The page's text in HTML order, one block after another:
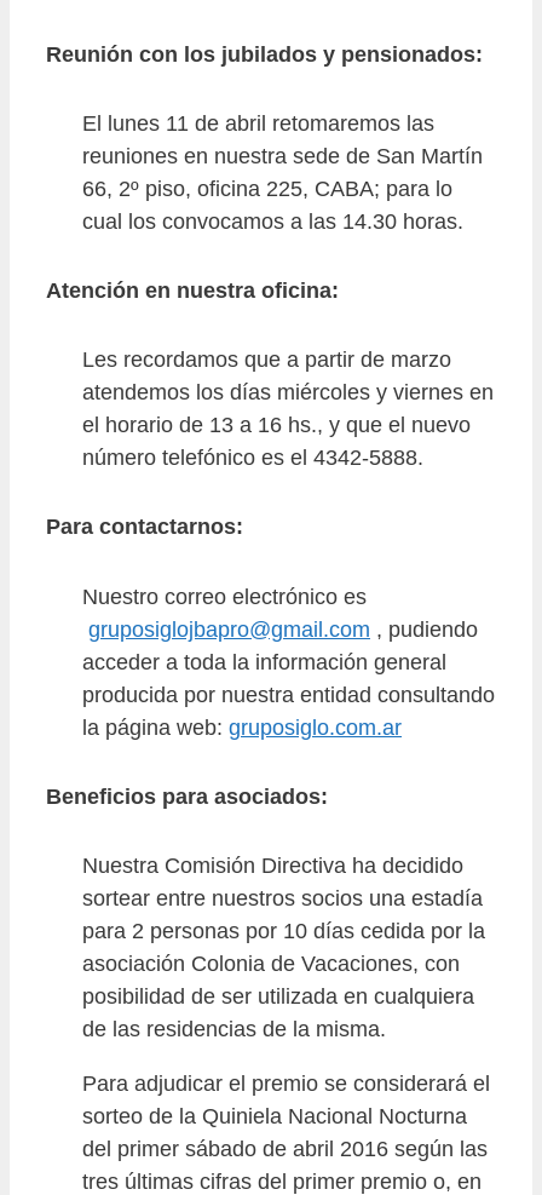
Reunión con los jubilados y pensionados:
El lunes 11 de abril retomaremos las
reuniones en nuestra sede de San Martín
66, 2º piso, oficina 225, CABA; para lo
cual los convocamos a las 14.30 horas.
Atención en nuestra oficina:
Les recordamos que a partir de marzo
atendemos los días miércoles y viernes en
el horario de 13 a 16 hs., y que el nuevo
número telefónico es el 4342-5888.
Para contactarnos:
Nuestro correo electrónico es
gruposiglojbapro@gmail.com , pudiendo
acceder a toda la información general
producida por nuestra entidad consultando
la página web: gruposiglo.com.ar
Beneficios para asociados:
Nuestra Comisión Directiva ha decidido
sortear entre nuestros socios una estadía
para 2 personas por 10 días cedida por la
asociación Colonia de Vacaciones, con
posibilidad de ser utilizada en cualquiera
de las residencias de la misma.
Para adjudicar el premio se considerará el
sorteo de la Quiniela Nacional Nocturna
del primer sábado de abril 2016 según las
tres últimas cifras del primer premio o, en